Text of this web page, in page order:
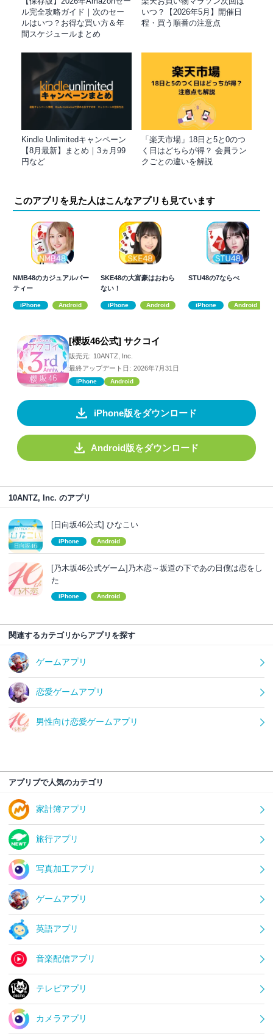
ル完全攻略ガイド｜次のセー
ルはいつ？お得な買い方＆年
間スケジュールまとめ
いつ？【2026年5月】開催日
程・買う順番の注意点
Kindle Unlimitedキャンペーン
【8月最新】まとめ｜3ヵ月99
円など
「楽天市場」18日と5と0のつ
く日はどちらが得？ 会員ラン
クごとの違いを解説
このアプリを見た人はこんなアプリも見ています
NMB48のカジュアルパー
ティー
iPhone Android
SKE48の大富豪はおわら
ない！
iPhone Android
STU48の7ならべ
iPhone Android
[櫻坂46公式] サクコイ
販売元: 10ANTZ, Inc.
最終アップデート日: 2026年7月31日
iPhone Android
iPhone版をダウンロード
Android版をダウンロード
10ANTZ, Inc. のアプリ
[日向坂46公式] ひなこい
iPhone Android
[乃木坂46公式ゲーム]乃木恋～坂道の下であの日僕は恋をし
た
iPhone Android
関連するカテゴリからアプリを探す
ゲームアプリ
恋愛ゲームアプリ
男性向け恋愛ゲームアプリ
アプリブで人気のカテゴリ
家計簿アプリ
旅行アプリ
写真加工アプリ
ゲームアプリ
英語アプリ
音楽配信アプリ
テレビアプリ
カメラアプリ